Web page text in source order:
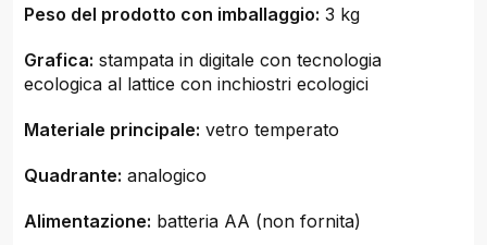
Peso del prodotto con imballaggio: 3 kg
Grafica: stampata in digitale con tecnologia
ecologica al lattice con inchiostri ecologici
Materiale principale: vetro temperato
Quadrante: analogico
Alimentazione: batteria AA (non fornita)